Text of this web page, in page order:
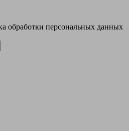
обработки персональных данных